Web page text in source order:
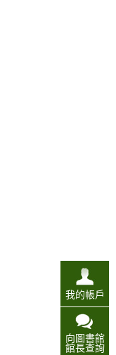
我的帳戶
向圖書館
館長查詢